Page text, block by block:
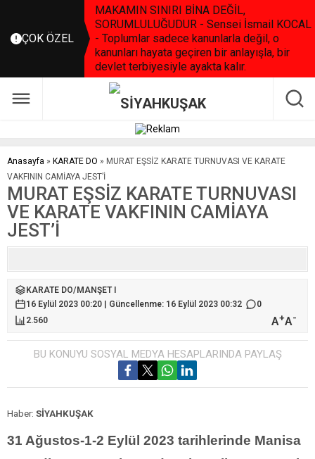
ÇOK ÖZEL
MAKAMIN SINIRI BİNA DEĞİL,
SORUMLULUĞUDUR - Sensei İsmail KOCAL
- Toplumlar sadece kanunlarla değil, o
kanunları hayata geçiren bir anlayışla, bir
devlet terbiyesiyle ayakta kalır.
Anasayfa » KARATE DO » MURAT EŞSİZ KARATE TURNUVASI VE KARATE
VAKFININ CAMİAYA JEST’İ
MURAT EŞSİZ KARATE TURNUVASI
VE KARATE VAKFININ CAMİAYA
JEST’İ
KARATE DO/MANŞET I
16 Eylül 2023 00:20 | Güncellenme: 16 Eylül 2023 00:32
0
2.560
A+A-
BU KONUYU SOSYAL MEDYA HESAPLARINDA PAYLAŞ
Haber: SİYAHKUŞAK
31 Ağustos-1-2 Eylül 2023 tarihlerinde Manisa